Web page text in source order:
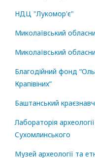
НДЦ "Лукомор'є"
Миколаївський
Миколаївський
Благодійний фонд
Крапівіних”
Баштанський
Лабораторія
Сухомлинського
Музей археології та